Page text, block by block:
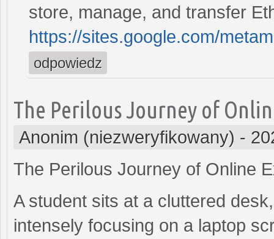
store, manage, and transfer
https://sites.google.com/
odpowiedz
The Perilous Journey of
Anonim (niezweryfikowany) -
The Perilous Journey of Online
A student sits at a cluttered
intensely focusing on a laptop